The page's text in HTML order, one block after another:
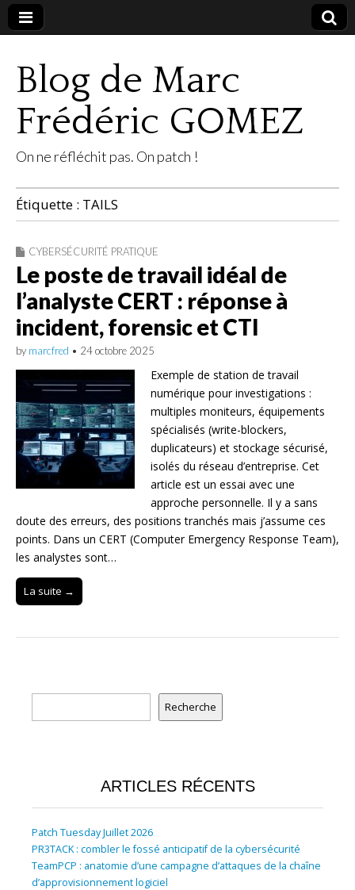
Blog de Marc
Frédéric GOMEZ
On ne réfléchit pas. On patch !
Étiquette : TAILS
CYBERSÉCURITÉ PRATIQUE
Le poste de travail idéal de
l’analyste CERT : réponse à
incident, forensic et CTI
by marcfred • 24 octobre 2025
Exemple de station de travail
numérique pour investigations :
multiples moniteurs, équipements
spécialisés (write-blockers,
duplicateurs) et stockage sécurisé,
isolés du réseau d’entreprise. Cet
article est un essai avec une
approche personnelle. Il y a sans
doute des erreurs, des positions tranchés mais j’assume ces
points. Dans un CERT (Computer Emergency Response Team),
les analystes sont…
La suite →
Recherche
ARTICLES RÉCENTS
Patch Tuesday Juillet 2026
PR3TACK : combler le fossé anticipatif de la cybersécurité
TeamPCP : anatomie d’une campagne d’attaques de la chaîne
d’approvisionnement logiciel